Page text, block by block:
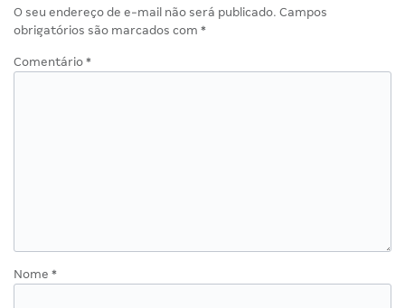
O seu endereço de e-mail não será publicado. Campos
obrigatórios são marcados com *
Comentário *
Nome *